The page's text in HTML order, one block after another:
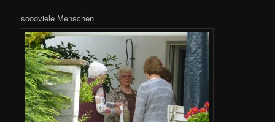
soooviele Menschen